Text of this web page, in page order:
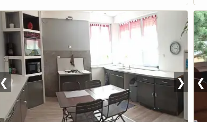
❮ ❯ ❮